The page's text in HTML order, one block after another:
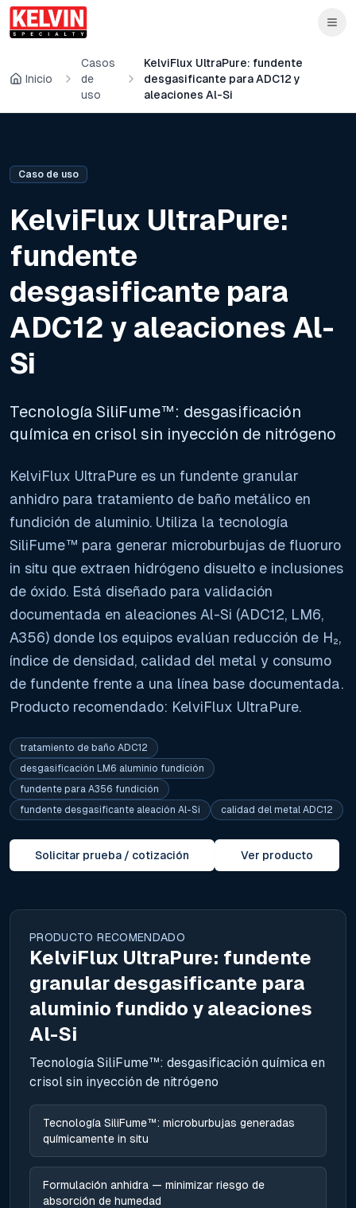
Skip to main content
Saltar al contenido principal
Inicio
Casos
de
uso
KelviFlux UltraPure: fundente
desgasificante para ADC12 y
aleaciones Al-Si
Caso de uso
KelviFlux UltraPure:
fundente
desgasificante para
ADC12 y aleaciones Al-
Si
Tecnología SiliFume™: desgasificación
química en crisol sin inyección de nitrógeno
KelviFlux UltraPure es un fundente granular
anhidro para tratamiento de baño metálico en
fundición de aluminio. Utiliza la tecnología
SiliFume™ para generar microburbujas de fluoruro
in situ que extraen hidrógeno disuelto e inclusiones
de óxido. Está diseñado para validación
documentada en aleaciones Al-Si (ADC12, LM6,
A356) donde los equipos evalúan reducción de H₂,
índice de densidad, calidad del metal y consumo
de fundente frente a una línea base documentada.
Producto recomendado: KelviFlux UltraPure.
tratamiento de baño ADC12
desgasificación LM6 aluminio fundición
fundente para A356 fundición
fundente desgasificante aleación Al-Si
calidad del metal ADC12
Solicitar prueba / cotización Ver producto
PRODUCTO RECOMENDADO
KelviFlux UltraPure: fundente
granular desgasificante para
aluminio fundido y aleaciones
Al-Si
Tecnología SiliFume™: desgasificación química en
crisol sin inyección de nitrógeno
Tecnología SiliFume™: microburbujas generadas
químicamente in situ
Formulación anhidra — minimizar riesgo de
absorción de humedad